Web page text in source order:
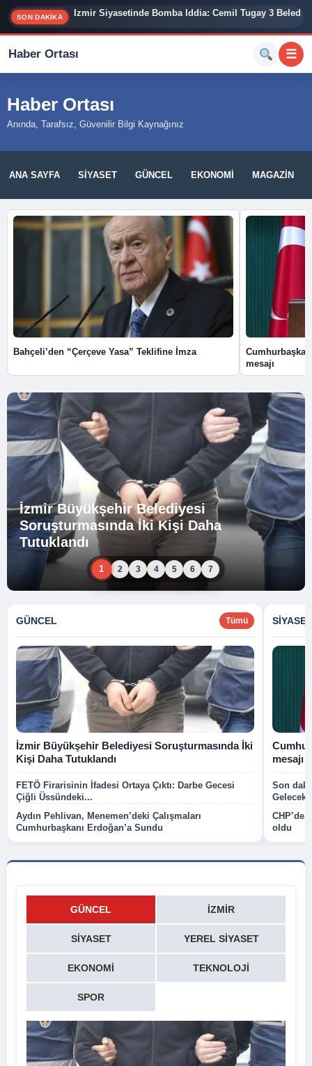
SON DAKİKA İzmir Siyasetinde Bomba İddia: Cemil Tugay 3
Haber Ortası ☰
Haber Ortası
Anında, Tarafsız, Güvenilir Bilgi Kaynağınız
ANA SAYFA SIYASET GÜNCEL EKONOMI MAGAZIN
Bahçeli’den “Çerçeve Yasa” Teklifine İmza
mesajı
İzmir Büyükşehir Belediyesi
Soruşturmasında İki Kişi Daha
Tutuklandı
1 2 3 4 5 6 7
GÜNCEL Tümü
İzmir Büyükşehir Belediyesi Soruşturmasında İki
Kişi Daha Tutuklandı
FETÖ Firarisinin İfadesi Ortaya Çıktı: Darbe Gecesi
Çiğli Üssündeki...
Aydın Pehlivan, Menemen’deki Çalışmaları
Cumhurbaşkanı Erdoğan’a Sundu
mesajı
Son
Gelecek
CHP’de
oldu
GÜNCEL İZMIR
SIYASET YEREL SIYASET
EKONOMI TEKNOLOJI
SPOR